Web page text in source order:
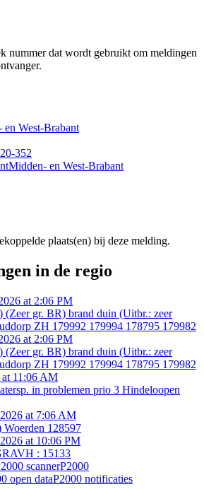
nummer dat wordt gebruikt om meldingen
en West-Brabant
352
Midden- en West-Brabant
plaats(en) bij deze melding.
in de regio
at 2:06 PM
(Zeer gr. BR) brand duin (Uitbr.: zeer
ZH 179992 179994 178795 179982
at 2:06 PM
(Zeer gr. BR) brand duin (Uitbr.: zeer
ZH 179992 179994 178795 179982
11:06 AM
in problemen prio 3 Hindeloopen
at 7:06 AM
128597
at 10:06 PM
: 15133
scannerP2000
open dataP2000 notificaties